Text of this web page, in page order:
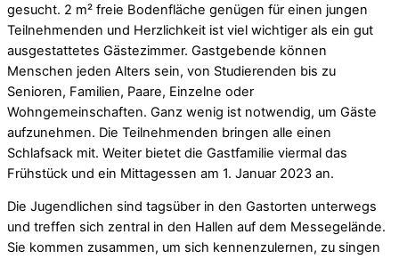
gesucht. 2 m² freie Bodenfläche genügen für einen jungen
Teilnehmenden und Herzlichkeit ist viel wichtiger als ein gut
ausgestattetes Gästezimmer. Gastgebende können
Menschen jeden Alters sein, von Studierenden bis zu
Senioren, Familien, Paare, Einzelne oder
Wohngemeinschaften. Ganz wenig ist notwendig, um Gäste
aufzunehmen. Die Teilnehmenden bringen alle einen
Schlafsack mit. Weiter bietet die Gastfamilie viermal das
Frühstück und ein Mittagessen am 1. Januar 2023 an.
Die Jugendlichen sind tagsüber in den Gastorten unterwegs
und treffen sich zentral in den Hallen auf dem Messegelände.
Sie kommen zusammen, um sich kennenzulernen, zu singen